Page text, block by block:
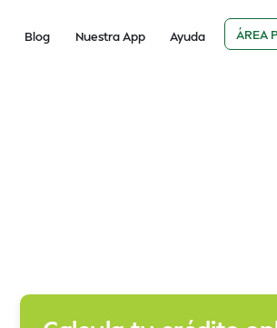
Blog Nuestra App Ayuda ÁREA